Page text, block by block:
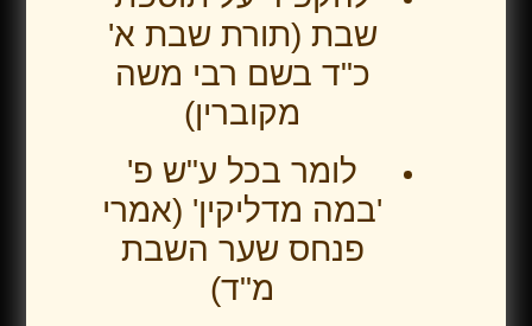
שבת (תורת שבת א'
כ"ד בשם רבי משה
מקוברין)
לומר בכל ע"ש פ'
'במה מדליקין' (אמרי
פנחס שער השבת
מ"ד)